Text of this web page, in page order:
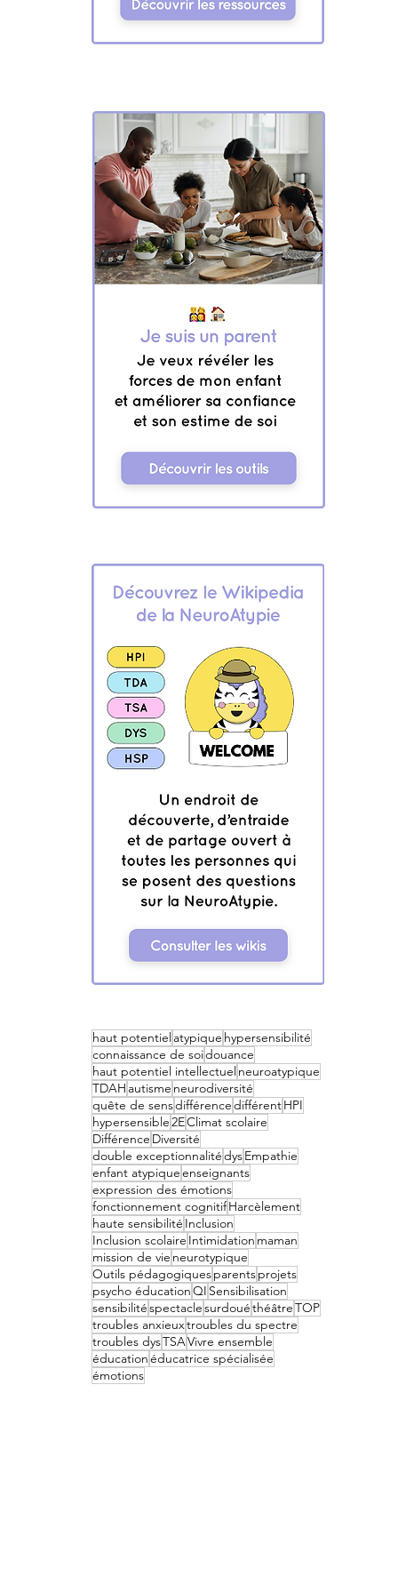
haut potentielatypique hypersensibilité
connaissance de soidouance
haut potentiel intellectuelneuroatypique
TDAH autisme neurodiversité
quête de sensdifférencedifférentHPI
hypersensible2EClimat scolaire
Différence Diversité
double exceptionnalitédysEmpathie
enfant atypiqueenseignants
expression des émotions
fonctionnement cognitifHarcèlement
haute sensibilité Inclusion
Inclusion scolaire Intimidation maman
mission de vie neurotypique
Outils pédagogiquesparentsprojets
psycho éducationQI Sensibilisation
sensibilitéspectaclesurdouéthéâtreTOP
troubles anxieuxtroubles du spectre
troubles dysTSAVivre ensemble
éducationéducatrice spécialisée
émotions